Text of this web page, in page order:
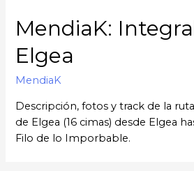
MendiaK:
Elgea
MendiaK
Descripción, fotos y track de la
de Elgea (16 cimas) desde Elgea
Filo de lo Imporbable.